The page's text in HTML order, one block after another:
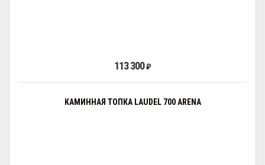
113 300₽
КАМИННАЯ ТОПКА LAUDEL 700 ARENA